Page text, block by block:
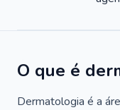
O que é
Dermatologia é a